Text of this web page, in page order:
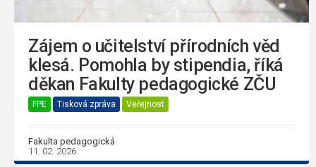
Zájem o učitelství přírodních věd
klesá. Pomohla by stipendia, říká
děkan Fakulty pedagogické ZČU
FPE Tisková zpráva Veřejnost
Fakulta pedagogická
11. 02. 2026